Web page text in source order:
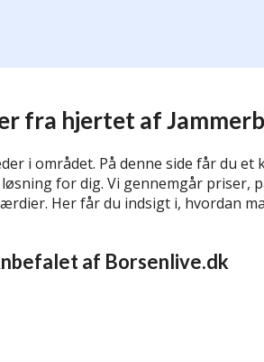
fra hjertet af
i området. På denne side får du et
for dig. Vi gennemgår priser,
Her får du indsigt i, hvordan
af Borsenlive.dk